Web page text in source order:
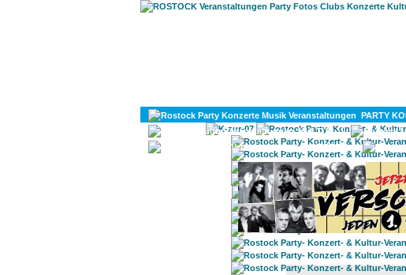
PARTY
KULTUR
DIVERSES